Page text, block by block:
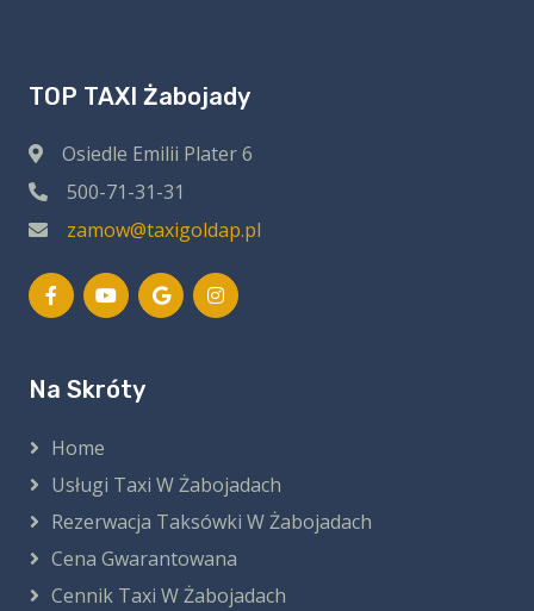
TOP TAXI Żabojady
Osiedle Emilii Plater 6
500-71-31-31
zamow@taxigoldap.pl
Na Skróty
Home
Usługi Taxi W Żabojadach
Rezerwacja Taksówki W Żabojadach
Cena Gwarantowana
Cennik Taxi W Żabojadach